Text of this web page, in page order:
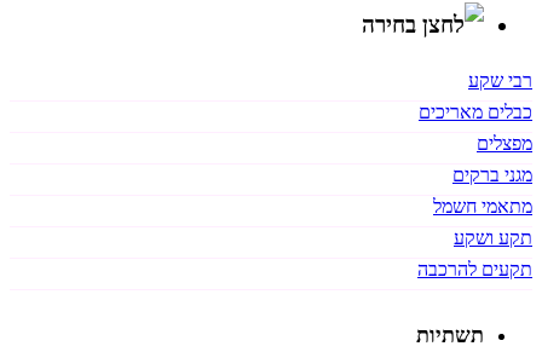
רבי שקע
כבלים מאריכים
מפצלים
מגני ברקים
מתאמי חשמל
תקע ושקע
תקעים להרכבה
תשתיות